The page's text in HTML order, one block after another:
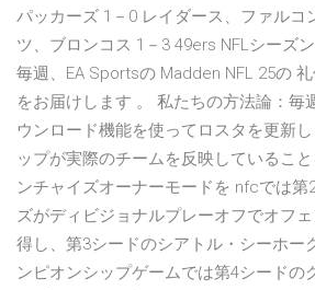
パッカーズ 1－0 レイダース、ファルコ
ツ、ブロンコス 1－3 49ers NFLシーズ
毎週、EA Sportsの Madden NFL 25の
をお届けします 。 私たちの方法論：毎
ウンロード機能を使ってロスタを更新
ップが実際のチームを反映しているこ
ンチャイズオーナーモードを nfcでは第
ズがディビジョナルプレーオフでオフ
得し、第3シードのシアトル・シーホー
ンピオンシップゲームでは第4シードの